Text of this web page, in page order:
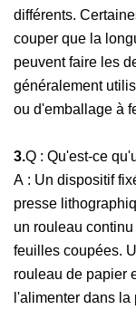
différents.
couper que la
peuvent faire les
généralement
ou d'emballage à
3.Q : Qu'est-ce
A : Un dispositif
presse
un rouleau
feuilles coupées.
rouleau de papier
l'alimenter dans la